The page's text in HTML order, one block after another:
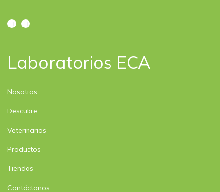
Laboratorios ECA​
Nosotros
Descubre
Veterinarios
Productos
Tiendas
Contáctanos